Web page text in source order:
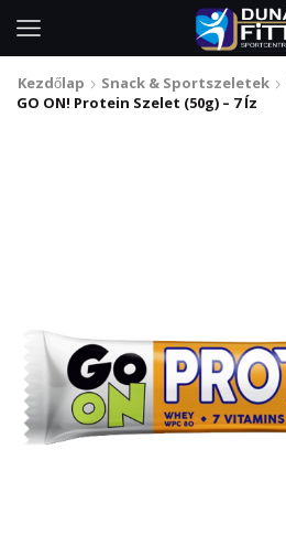
Kezdőlap Snack & Sportszeletek
GO ON! Protein Szelet (50g) – 7 Íz